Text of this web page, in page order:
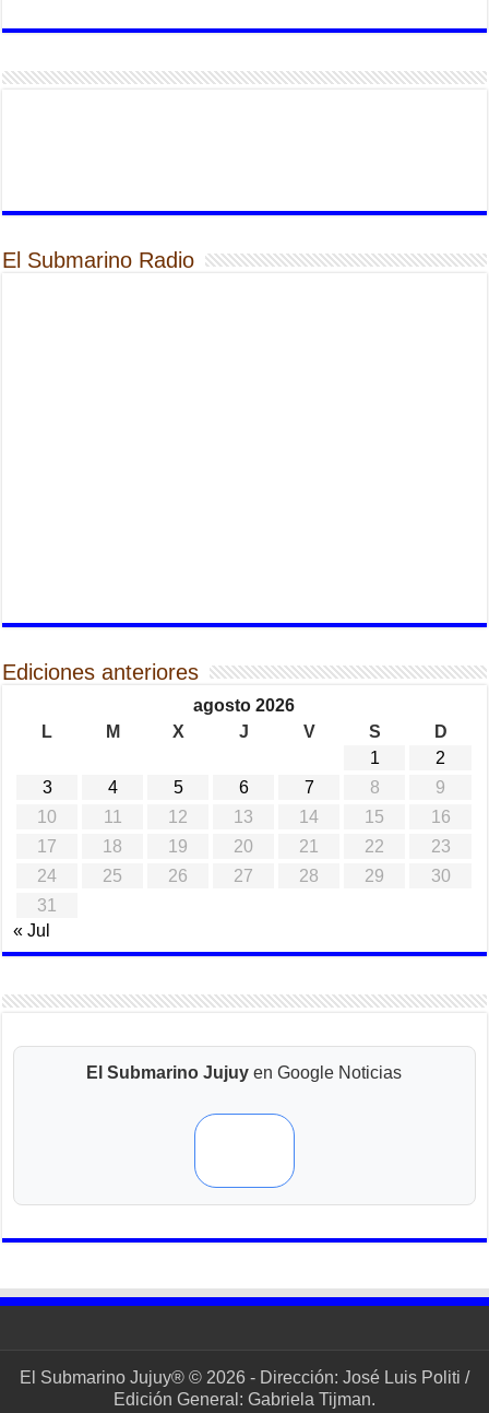
El Submarino Radio
Ediciones anteriores
agosto 2026
L
M X J V S
D
1
2
3
4 5 6 7 8
9
10
11 12 13 14 15
16
17
18 19 20 21 22
23
24
25 26 27 28 29
30
31
« Jul
El Submarino Jujuy en Google Noticias
El Submarino Jujuy® © 2026 - Dirección: José Luis Politi /
Edición General: Gabriela Tijman.